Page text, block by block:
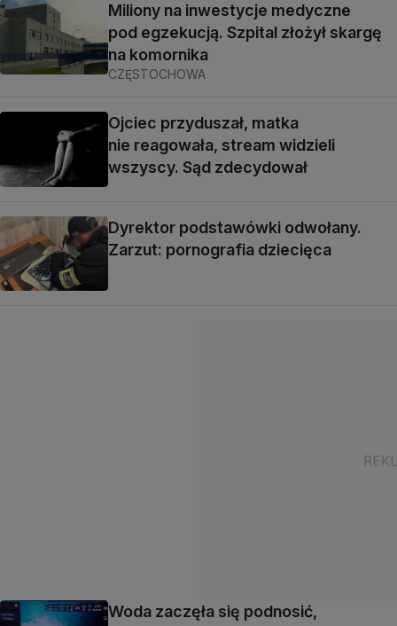
Miliony na inwestycje medyczne
pod egzekucją. Szpital złożył skargę
na komornika
CZĘSTOCHOWA
Ojciec przyduszał, matka
nie reagowała, stream widzieli
wszyscy. Sąd zdecydował
Dyrektor podstawówki odwołany.
Zarzut: pornografia dziecięca
Woda zaczęła się podnosić,